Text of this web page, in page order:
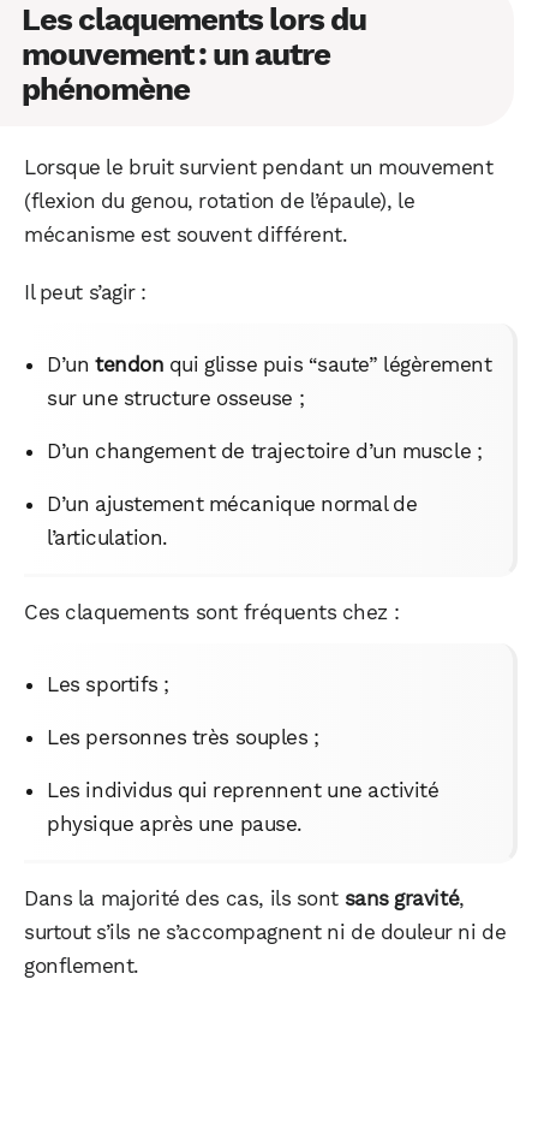
Les claquements lors du
mouvement : un autre
phénomène
Lorsque le bruit survient pendant un mouvement
(flexion du genou, rotation de l’épaule), le
mécanisme est souvent différent.
Il peut s’agir :
D’un tendon qui glisse puis “saute” légèrement
sur une structure osseuse ;
D’un changement de trajectoire d’un muscle ;
D’un ajustement mécanique normal de
l’articulation.
Ces claquements sont fréquents chez :
Les sportifs ;
Les personnes très souples ;
Les individus qui reprennent une activité
physique après une pause.
Dans la majorité des cas, ils sont sans gravité,
surtout s’ils ne s’accompagnent ni de douleur ni de
gonflement.